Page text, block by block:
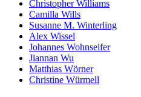
Christopher Williams
Camilla Wills
Susanne M. Winterling
Alex Wissel
Johannes Wohnseifer
Jiannan Wu
Matthias Wörner
Christine Würmell